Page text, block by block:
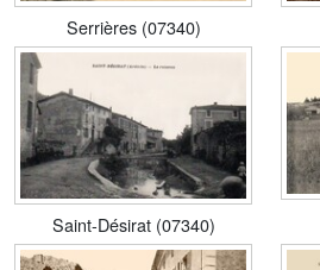
Serrières (07340)
Saint-Désirat (07340)